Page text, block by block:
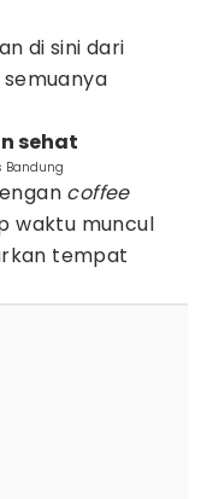
di sini dari
sehat
Bandung
coffee
waktu muncul
tempat